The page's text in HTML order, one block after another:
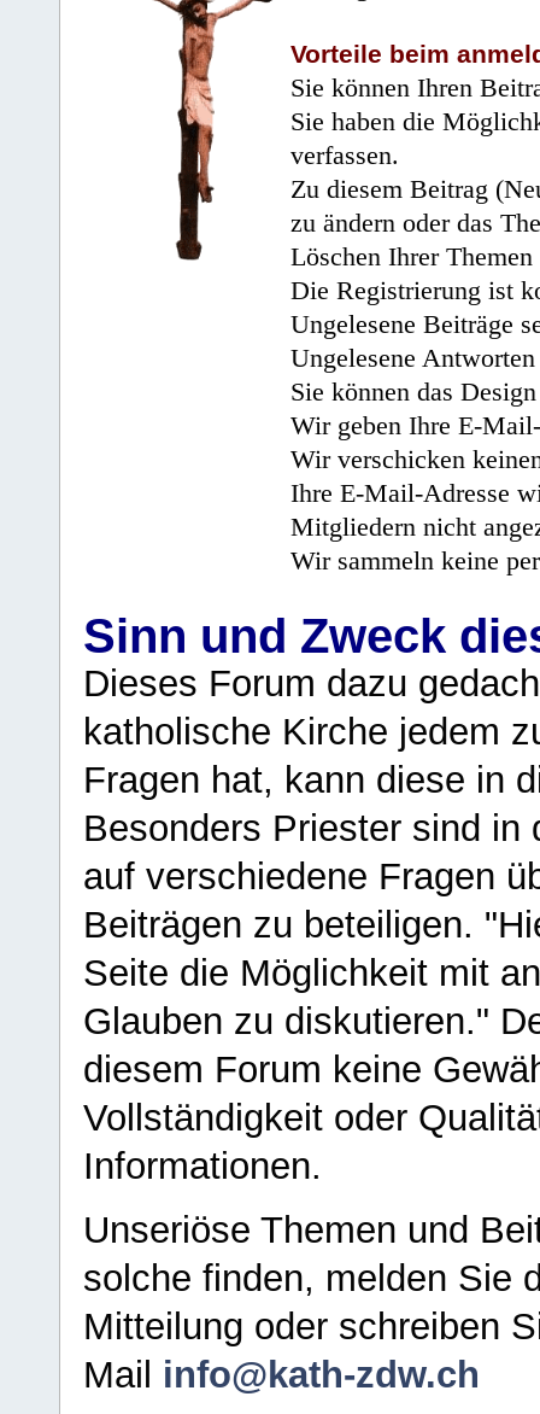
Vorteile beim
Sie können Ihren
Sie haben die
verfassen.
Zu diesem Beitrag
zu ändern oder das
Löschen Ihrer
Die Registrierung ist
Ungelesene Beiträge
Ungelesene
Sie können das
Wir geben Ihre E-
Wir verschicken
Ihre E-Mail-Adresse
Mitgliedern nicht
Wir sammeln keine
Sinn und Zweck
Dieses Forum dazu
katholische Kirche jedem
Fragen hat, kann diese in
Besonders Priester sind in
auf verschiedene Fragen
Beiträgen zu beteiligen.
Seite die Möglichkeit mit
Glauben zu diskutieren."
diesem Forum keine
Vollständigkeit oder
Informationen.
Unseriöse Themen und
solche finden, melden Sie
Mitteilung oder schreiben
Mail info@kath-zdw.ch